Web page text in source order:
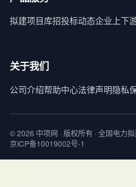
拟建项目库招投标动态企业上下
关于我们
公司介绍帮助中心法律声明隐私
© 2026 中项网 · 版权所有 · 全国电力
京ICP备10019002号-1